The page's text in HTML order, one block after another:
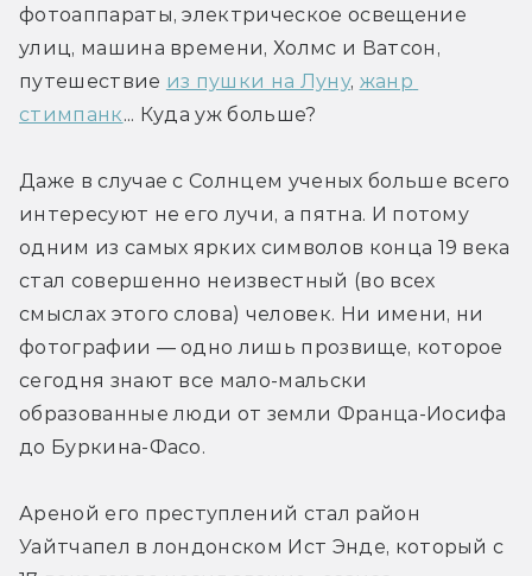
фотоаппараты, электрическое освещение
улиц, машина времени, Холмс и Ватсон,
путешествие из пушки на Луну, жанр
стимпанк... Куда уж больше?
Даже в случае с Солнцем ученых больше всего
интересуют не его лучи, а пятна. И потому
одним из самых ярких символов конца 19 века
стал совершенно неизвестный (во всех
смыслах этого слова) человек. Ни имени, ни
фотографии — одно лишь прозвище, которое
сегодня знают все мало-мальски
образованные люди от земли Франца-Иосифа
до Буркина-Фасо.
Ареной его преступлений стал район
Уайтчапел в лондонском Ист Энде, который с